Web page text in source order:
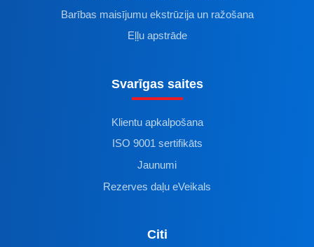
Barības maisījumu ekstrūzija un ražošana
Eļļu apstrāde
Svarīgas saites
Klientu apkalpošana
ISO 9001 sertifikāts
Jaunumi
Rezerves daļu eVeikals
Citi